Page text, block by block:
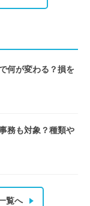
何が変わる？損を
務も対象？種類や
覧へ